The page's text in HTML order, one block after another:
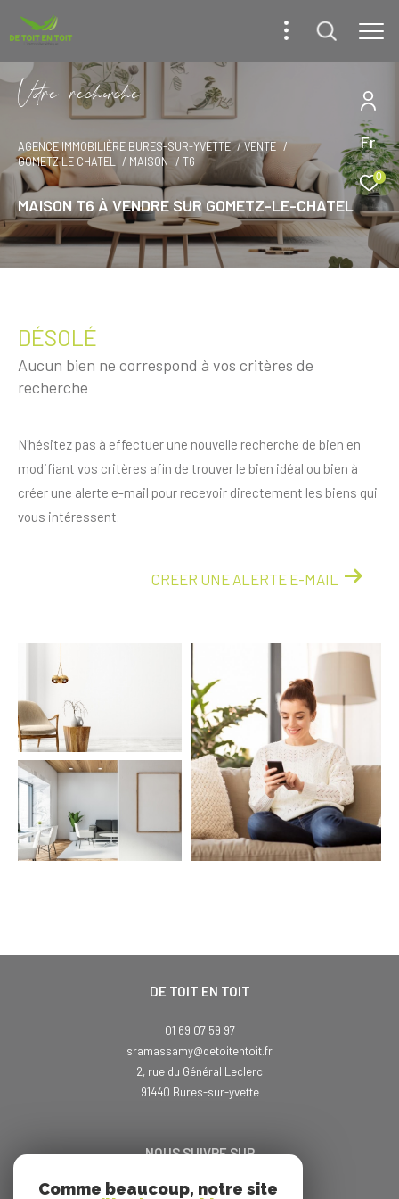
Fr
0
Vore recece
AGENCE IMMOBILIÈRE BURES-SUR-YVETTE
VENTE
GOMETZ LE CHATEL
MAISON T6
MAISON T6 À VENDRE SUR GOMETZ-LE-CHATEL
DÉSOLÉ
Aucun bien ne correspond à vos critères de
recherche
N'hésitez pas à effectuer une nouvelle recherche de bien en
modifiant vos critères afin de trouver le bien idéal ou bien à
créer une alerte e-mail pour recevoir directement les biens qui
vous intéressent.
CREER UNE ALERTE E-MAIL
DE TOIT EN TOIT
01 69 07 59 97
sramassamy@detoitentoit.fr
2, rue du Général Leclerc
91440
bures-sur-yvette
NOUS SUIVRE SUR
Comme beaucoup, notre site